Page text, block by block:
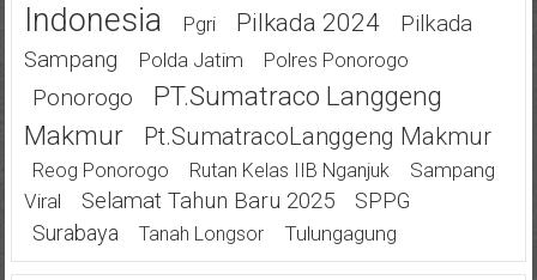
Indonesia
Pgri Pilkada 2024
Pilkada
Sampang
Polda Jatim Polres Ponorogo
Ponorogo
PT.Sumatraco Langgeng
Makmur
Pt.SumatracoLanggeng Makmur
Reog Ponorogo Rutan Kelas IIB Nganjuk
Sampang
Viral
Selamat Tahun Baru 2025
SPPG
Surabaya
Tanah Longsor Tulungagung